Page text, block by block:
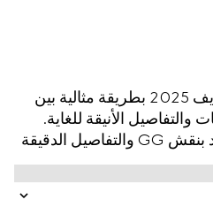
تمزج مجموعة ما قبل الخريف 2025 بطريقة مثالية بين
والتفاصيل الأنيقة للغاية.
تتطوّر الحبكات من الجاكارد بنقش GG والتفاصيل الدقيقة
لتعكس تغيير المواسم. تزدان هذه البلوزة بشعار GG على
متباين باللون الأبيض